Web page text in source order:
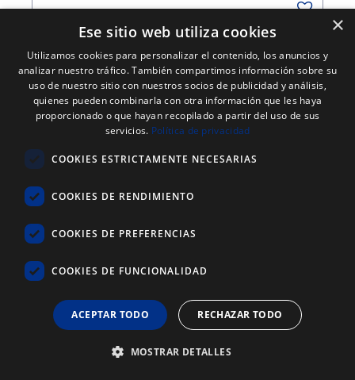
MANCHE 1350MM MÉTAL DÉTECTABLE AUX
RAYONS X
Code Web : 6669
×
Ese sitio web utiliza cookies
Utilizamos cookies para personalizar el contenido, los anuncios y
analizar nuestro tráfico. También compartimos información sobre su
uso de nuestro sitio con nuestros socios de publicidad y análisis,
quienes pueden combinarla con otra información que les haya
proporcionado o que hayan recopilado a partir del uso de sus
servicios. Política de privacidad
COOKIES ESTRICTAMENTE NECESARIAS
COOKIES DE RENDIMIENTO
COOKIES DE PREFERENCIAS
COOKIES DE FUNCIONALIDAD
ACEPTAR TODO RECHAZAR TODO
MOSTRAR DETALLES